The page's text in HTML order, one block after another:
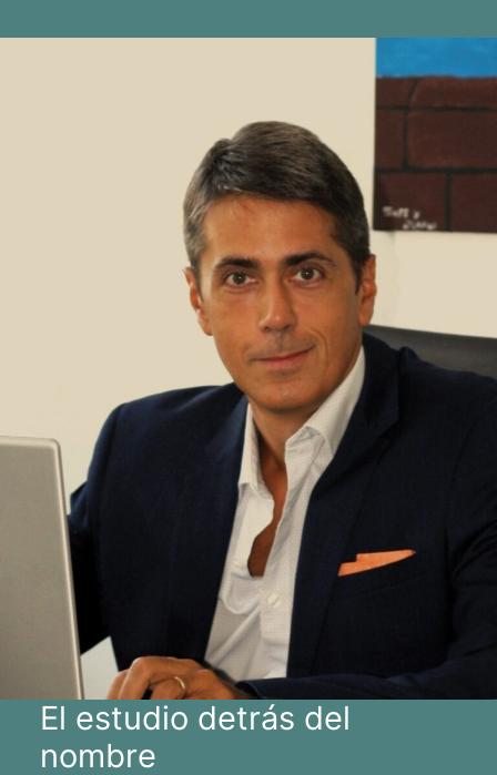
El estudio detrás del
nombre